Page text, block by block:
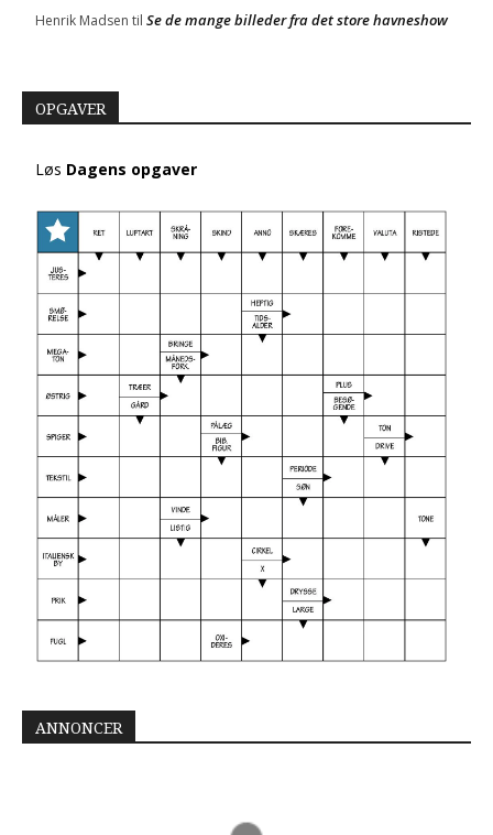
Henrik Madsen til Se de mange billeder fra det store havneshow
OPGAVER
Løs Dagens opgaver
ANNONCER